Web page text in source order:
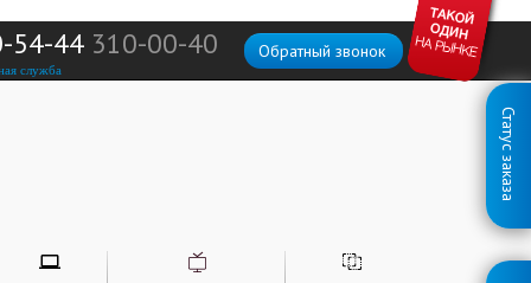
Статус заказа
Обратный звонок
54-44 310-00-40
служба